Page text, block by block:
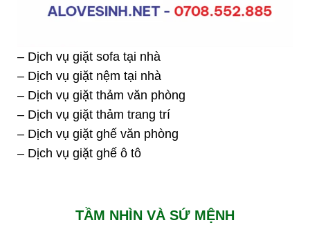
– Dịch vụ giặt sofa tại nhà
– Dịch vụ giặt nệm tại nhà
– Dịch vụ giặt thảm văn phòng
– Dịch vụ giặt thảm trang trí
– Dịch vụ giặt ghế văn phòng
– Dịch vụ giặt ghế ô tô
TẦM NHÌN VÀ SỨ MỆNH